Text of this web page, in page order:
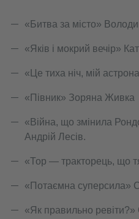
«Битва за місто»
«Яків і мокрий вечір»
«Це тиха ніч, мій
«Півник» Зоряна Живка
«Війна, що змінила
Андрій Лесів.
«Тор — тракторець, що
«Потаємна суперсила»
«Як правильно